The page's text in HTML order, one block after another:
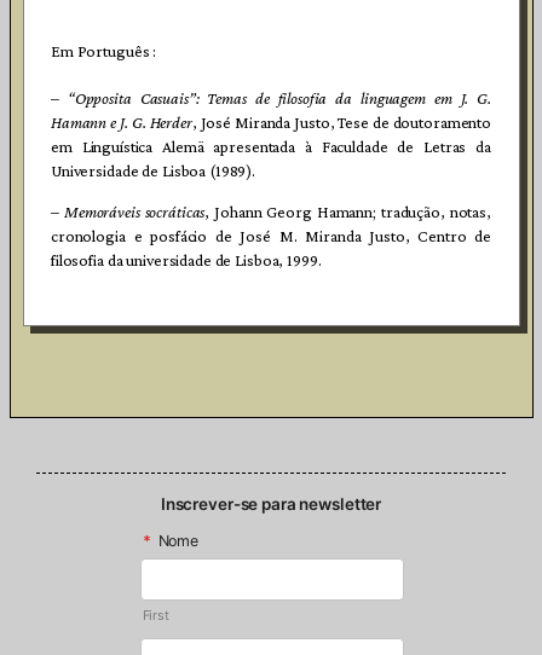
Em Português :
– “Opposita Casuais”: Temas de filosofia da linguagem em J. G.
Hamann e J. G. Herder, José Miranda Justo, Tese de doutoramento
em Linguística Alemä apresentada à Faculdade de Letras da
Universidade de Lisboa (1989).
– Memoráveis socráticas, Johann Georg Hamann; tradução, notas,
cronologia e posfácio de José M. Miranda Justo, Centro de
filosofia da universidade de Lisboa, 1999.
Inscrever-se para newsletter
* Nome
First